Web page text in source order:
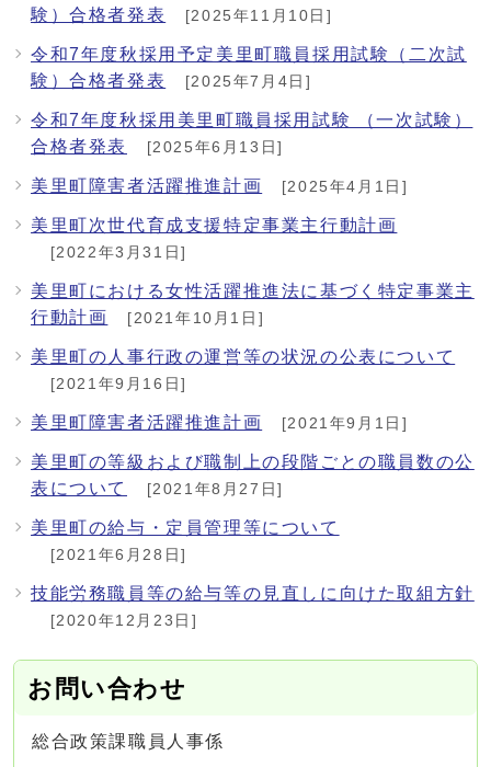
験）合格者発表
[2025年11月10日]
令和7年度秋採用予定美里町職員採用試験（二次試
験）合格者発表
[2025年7月4日]
令和7年度秋採用美里町職員採用試験 （一次試験）
合格者発表
[2025年6月13日]
美里町障害者活躍推進計画 [2025年4月1日]
美里町次世代育成支援特定事業主行動計画
[2022年3月31日]
美里町における女性活躍推進法に基づく特定事業主
行動計画
[2021年10月1日]
美里町の人事行政の運営等の状況の公表について
[2021年9月16日]
美里町障害者活躍推進計画 [2021年9月1日]
美里町の等級および職制上の段階ごとの職員数の公
表について
[2021年8月27日]
美里町の給与・定員管理等について
[2021年6月28日]
技能労務職員等の給与等の見直しに向けた取組方針
[2020年12月23日]
お問い合わせ
総合政策課職員人事係